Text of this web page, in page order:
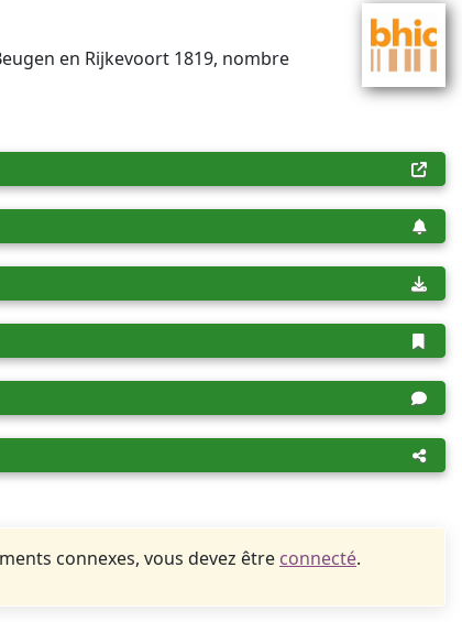
en Rijkevoort 1819, nombre
connexes, vous devez être connecté.